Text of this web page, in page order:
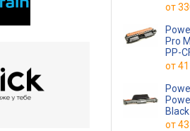
от
Power Plant
Pro
PP-
от
PowerPlant
(PP-
от